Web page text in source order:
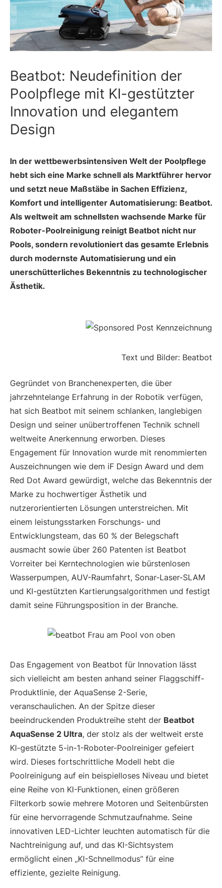
Beatbot: Neudefinition der
Poolpflege mit KI-gestützter
Innovation und elegantem
Design
In der wettbewerbsintensiven Welt der Poolpflege
hebt sich eine Marke schnell als Marktführer hervor
und setzt neue Maßstäbe in Sachen Effizienz,
Komfort und intelligenter Automatisierung: Beatbot.
Als weltweit am schnellsten wachsende Marke für
Roboter-Poolreinigung reinigt Beatbot nicht nur
Pools, sondern revolutioniert das gesamte Erlebnis
durch modernste Automatisierung und ein
unerschütterliches Bekenntnis zu technologischer
Ästhetik.
Text und Bilder: Beatbot
Gegründet von Branchenexperten, die über
jahrzehntelange Erfahrung in der Robotik verfügen,
hat sich Beatbot mit seinem schlanken, langlebigen
Design und seiner unübertroffenen Technik schnell
weltweite Anerkennung erworben. Dieses
Engagement für Innovation wurde mit renommierten
Auszeichnungen wie dem iF Design Award und dem
Red Dot Award gewürdigt, welche das Bekenntnis der
Marke zu hochwertiger Ästhetik und
nutzerorientierten Lösungen unterstreichen. Mit
einem leistungsstarken Forschungs- und
Entwicklungsteam, das 60 % der Belegschaft
ausmacht sowie über 260 Patenten ist Beatbot
Vorreiter bei Kerntechnologien wie bürstenlosen
Wasserpumpen, AUV-Raumfahrt, Sonar-Laser-SLAM
und KI-gestützten Kartierungsalgorithmen und festigt
damit seine Führungsposition in der Branche.
Das Engagement von Beatbot für Innovation lässt
sich vielleicht am besten anhand seiner Flaggschiff-
Produktlinie, der AquaSense 2-Serie,
veranschaulichen. An der Spitze dieser
beeindruckenden Produktreihe steht der Beatbot
AquaSense 2 Ultra, der stolz als der weltweit erste
KI-gestützte 5-in-1-Roboter-Poolreiniger gefeiert
wird. Dieses fortschrittliche Modell hebt die
Poolreinigung auf ein beispielloses Niveau und bietet
eine Reihe von KI-Funktionen, einen größeren
Filterkorb sowie mehrere Motoren und Seitenbürsten
für eine hervorragende Schmutzaufnahme. Seine
innovativen LED-Lichter leuchten automatisch für die
Nachtreinigung auf, und das KI-Sichtsystem
ermöglicht einen „KI-Schnellmodus” für eine
effiziente, gezielte Reinigung.